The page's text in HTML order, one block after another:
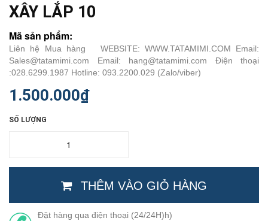
XÂY LẮP 10
Mã sản phẩm:
Liên hệ Mua hàng WEBSITE: WWW.TATAMIMI.COM Email:
Sales@tatamimi.com Email: hang@tatamimi.com Điện thoại
:028.6299.1987 Hotline: 093.2200.029 (Zalo/viber)
1.500.000₫
SỐ LƯỢNG
THÊM VÀO GIỎ HÀNG
Đặt hàng qua điện thoại (24/24H)h)